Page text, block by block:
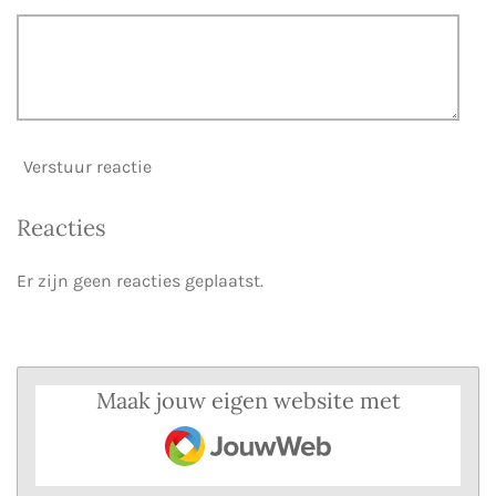
Verstuur reactie
Reacties
Er zijn geen reacties geplaatst.
Maak jouw eigen website met
JouwWeb